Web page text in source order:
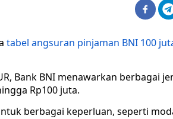
tabel angsuran pinjaman BNI 100
Bank BNI menawarkan berbagai
Rp100 juta.
berbagai keperluan, seperti